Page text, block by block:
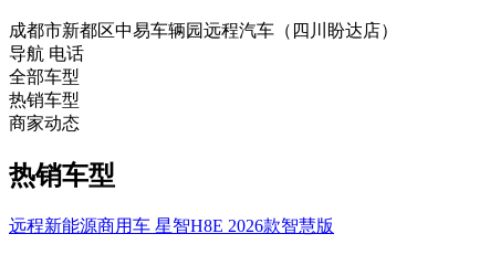
成都市新都区中易车辆园远程汽车（四川盼达店）
导航 电话
全部车型
热销车型
商家动态
热销车型
远程新能源商用车 星智H8E 2026款智慧版